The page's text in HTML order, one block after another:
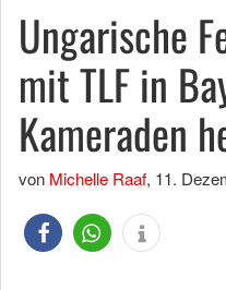
Ungarische
mit TLF in
Kameraden
von Michelle Raaf, 11.